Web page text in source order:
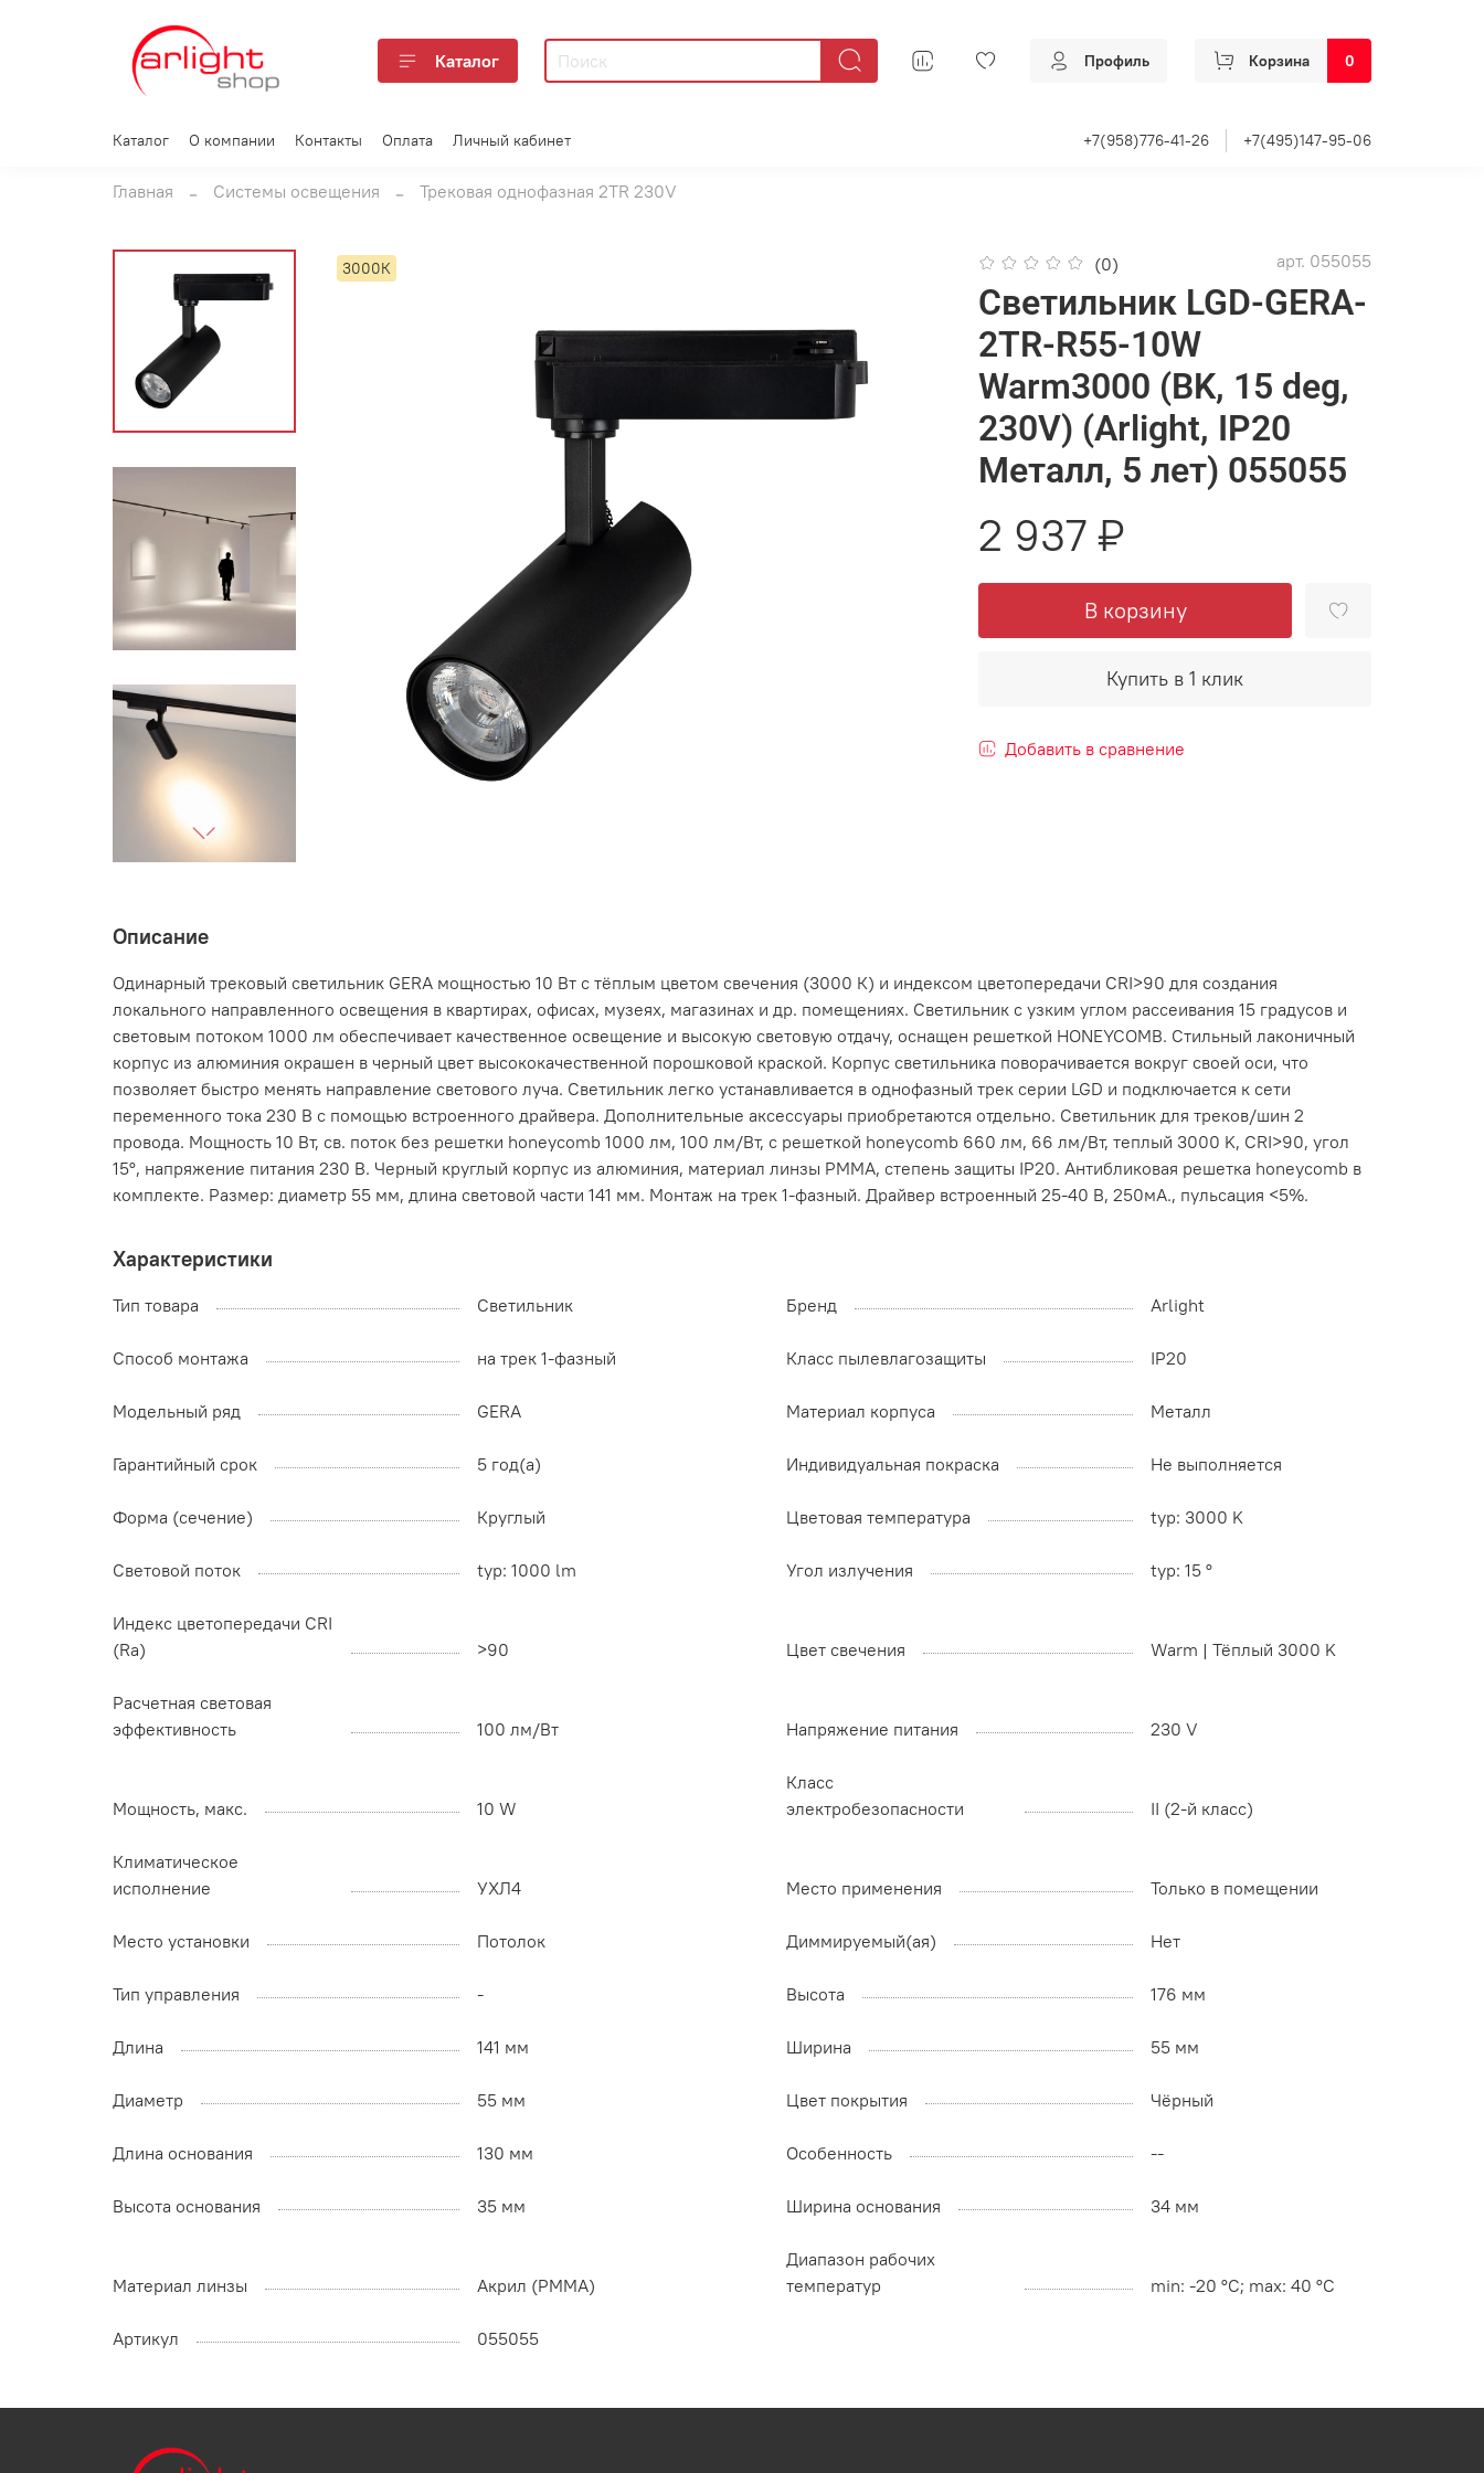
Каталог Профиль Корзина 0
Каталог О компании Контакты Оплата Личный кабинет +7(958)776-41-26 +7(495)147-95-06
Главная Системы освещения Трековая однофазная 2TR 230V
3000К (0) арт. 055055
Светильник LGD-GERA-
2TR-R55-10W
Warm3000 (BK, 15 deg,
230V) (Arlight, IP20
Металл, 5 лет) 055055
2 937 ₽
В корзину
Купить в 1 клик
Добавить в сравнение
Описание
Одинарный трековый светильник GERA мощностью 10 Вт с тёплым цветом свечения (3000 К) и индексом цветопередачи CRI>90 для создания
локального направленного освещения в квартирах, офисах, музеях, магазинах и др. помещениях. Светильник с узким углом рассеивания 15 градусов и
световым потоком 1000 лм обеспечивает качественное освещение и высокую световую отдачу, оснащен решеткой HONEYCOMB. Стильный лаконичный
корпус из алюминия окрашен в черный цвет высококачественной порошковой краской. Корпус светильника поворачивается вокруг своей оси, что
позволяет быстро менять направление светового луча. Светильник легко устанавливается в однофазный трек серии LGD и подключается к сети
переменного тока 230 В с помощью встроенного драйвера. Дополнительные аксессуары приобретаются отдельно. Светильник для треков/шин 2
провода. Мощность 10 Вт, св. поток без решетки honeycomb 1000 лм, 100 лм/Вт, с решеткой honeycomb 660 лм, 66 лм/Вт, теплый 3000 K, CRI>90, угол
15°, напряжение питания 230 В. Черный круглый корпус из алюминия, материал линзы PMMA, степень защиты IP20. Антибликовая решетка honeycomb в
комплекте. Размер: диаметр 55 мм, длина световой части 141 мм. Монтаж на трек 1-фазный. Драйвер встроенный 25-40 В, 250мА., пульсация <5%.
Характеристики
Тип товара Светильник Бренд Arlight
Способ монтажа на трек 1-фазный Класс пылевлагозащиты IP20
Модельный ряд GERA Материал корпуса Металл
Гарантийный срок 5 год(а) Индивидуальная покраска Не выполняется
Форма (сечение) Круглый Цветовая температура typ: 3000 K
Световой поток typ: 1000 lm Угол излучения typ: 15 °
Индекс цветопередачи CRI
(Ra)
>90 Цвет свечения Warm | Тёплый 3000 K
Расчетная световая
эффективность
100 лм/Вт Напряжение питания 230 V
Мощность, макс. 10 W
Класс
электробезопасности
II (2-й класс)
Климатическое
исполнение
УХЛ4 Место применения Только в помещении
Место установки Потолок Диммируемый(ая) Нет
Тип управления - Высота 176 мм
Длина 141 мм Ширина 55 мм
Диаметр 55 мм Цвет покрытия Чёрный
Длина основания 130 мм Особенность --
Высота основания 35 мм Ширина основания 34 мм
Материал линзы Акрил (PMMA)
Диапазон рабочих
температур
min: -20 °C; max: 40 °C
Артикул 055055